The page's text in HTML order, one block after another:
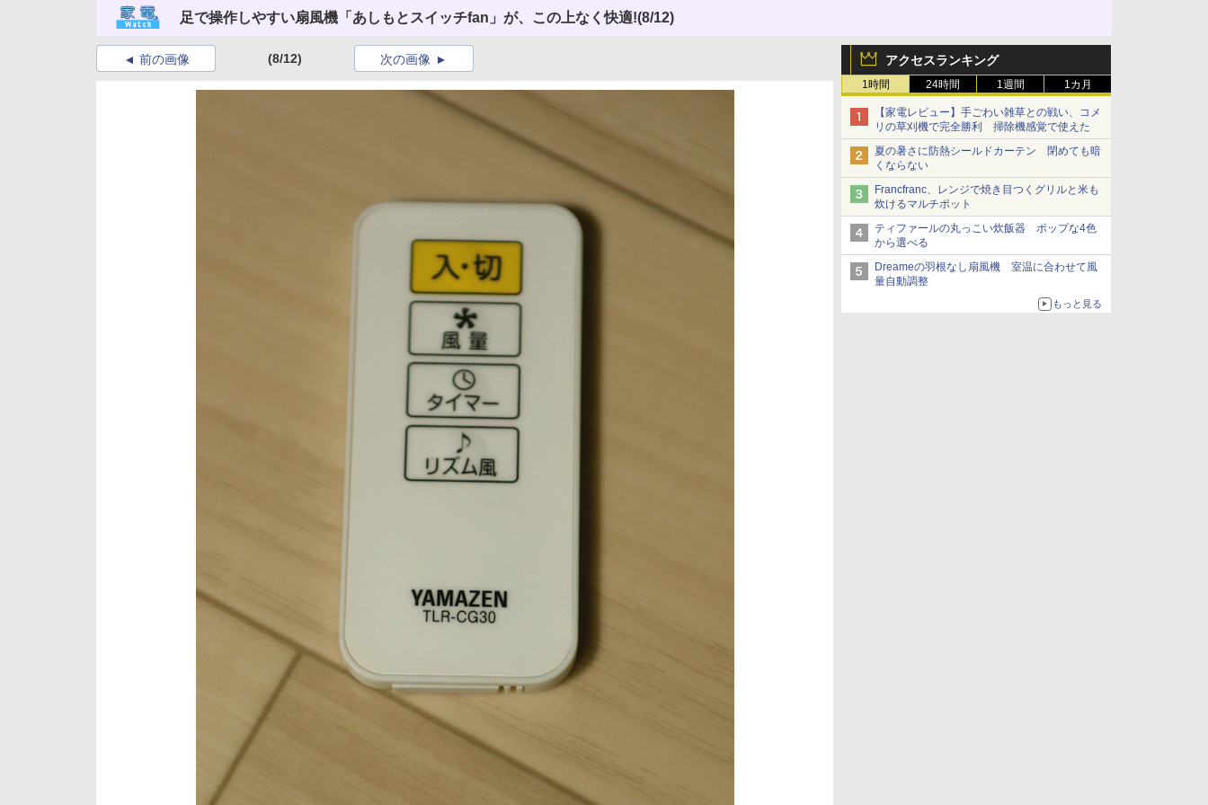
足で操作しやすい扇風機「あしもとスイッチfan」が、この上なく快適!(8/12)
アクセスランキング
1時間 24時間 1週間 1カ月
【家電レビュー】手ごわい雑草との戦い、コメ
リの草刈機で完全勝利 掃除機感覚で使えた
夏の暑さに防熱シールドカーテン 閉めても暗
くならない
Francfranc、レンジで焼き目つくグリルと米も
炊けるマルチポット
ティファールの丸っこい炊飯器 ポップな4色
から選べる
Dreameの羽根なし扇風機 室温に合わせて風
量自動調整
もっと見る
前の画像 (8/12) 次の画像